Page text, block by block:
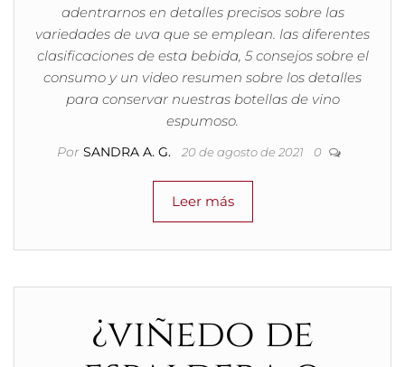
adentrarnos en detalles precisos sobre las
variedades de uva que se emplean. las diferentes
clasificaciones de esta bebida, 5 consejos sobre el
consumo y un video resumen sobre los detalles
para conservar nuestras botellas de vino
espumoso.
Por SANDRA A. G. 20 de agosto de 2021 0
Leer más
¿viñedo de